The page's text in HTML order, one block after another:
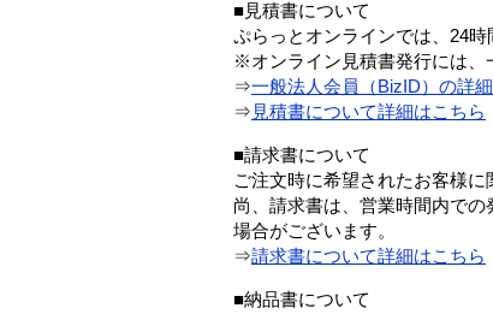
■見積書について
ぷらっとオンラインでは、24
※オンライン見積書発行には、
⇒一般法人会員（BizID）の詳
⇒ 見積書について詳細はこちら
■請求書について
ご注文時に希望されたお客様に
尚、請求書は、営業時間内で
場合がございます。
⇒請求書について詳細はこちら
■納品書について